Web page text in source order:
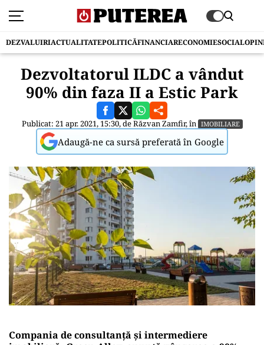
DEZVALUIRIACTUALITATEPOLITICĂFINANCIARECONOMIESOCIAL
Dezvoltatorul ILDC a vândut
90% din faza II a Estic Park
Publicat: 21 apr. 2021, 15:30, deRăzvan Zamfir, în IMOBILIARE
Adaugă-ne ca sursă preferată în Google
Compania de consultanță și intermediere